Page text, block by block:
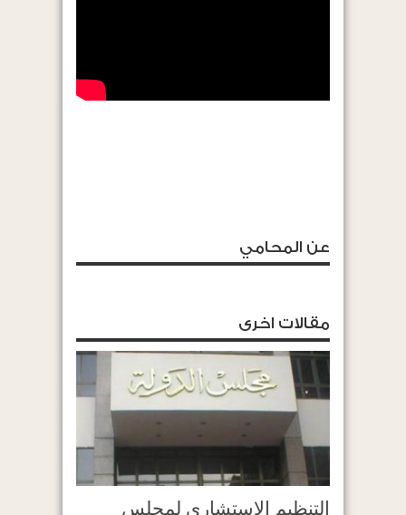
عن المحامي
مقالات اخرى
التنظيم الاستشاري لمجلس